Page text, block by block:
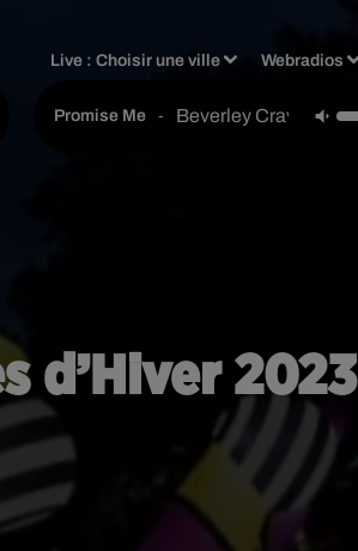
Live :Choisir une ville Webradios
Promise Me - Beverley Craven
d’Hiver 2023